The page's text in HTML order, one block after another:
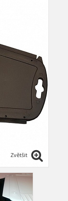
Zvětšit